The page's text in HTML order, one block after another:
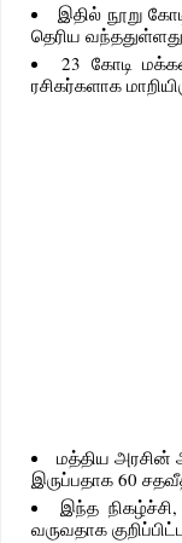
இதில் நூறு
தெரிய
23 கோடி
ரசிகர்களாக
மத்திய அரசின்
இருப்பதாக 60
இந்த
வருவதாக